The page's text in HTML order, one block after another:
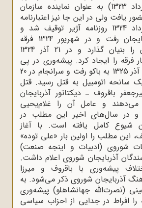
حزب توده (10 مرداد 1323) به عنوان نماینده سازمان
یافت ولى در این جا نیز اعتبارنامه
او رد شد. در مرداد 1324 روزنامه آژیر توقیف شد و
پیشه‌ورى به آذربایجان رفت و در شهریور 1324 فرقه
دمکرات آذربایجان را بنیان گذارد و در 21 آذر 1324
را ایجاد کرد. پیشه‌ورى در پى
شکست فرقه در 21 آذر 1325 به باکو رفت و سرانجام در 20
1326 در یک سانحه اتومبیل به قتل رسید. قتل
باقروف ـ دیکتاتور آذربایجان
و عامل آن را غلام‌یحیى
و در سال‌هاى اخیر این مطلب در
شیوع کامل یافته است. با آغاز
این مطلب را اولین بار «على توده»
شوروى (ادبیات و اینجه صنعت)
آذربایجان شوروى اعلام داشت.
پیشه‌ورى با باقروف و میرزا
آذربایجان شوروى ذکر مى‌شود. به
(نصرت‌الله‌ جهانشاهلو) پیشه‌ورى
افراط در جدایى از احزاب سیاسى